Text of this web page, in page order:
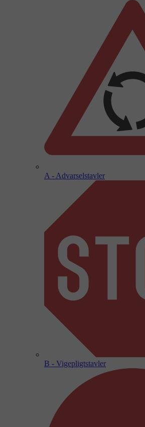
A - Advarselstavler
B - Vigepligtstavler